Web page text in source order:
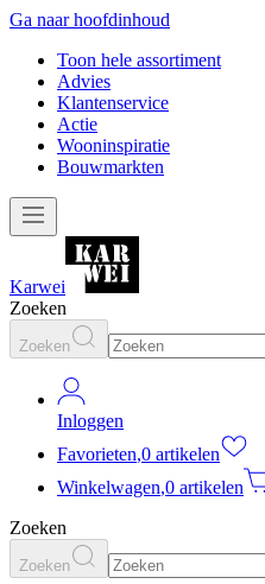
Ga naar hoofdinhoud
Toon hele assortiment
Advies
Klantenservice
Actie
Wooninspiratie
Bouwmarkten
Karwei
Zoeken
Zoeken
Inloggen
Favorieten,0 artikelen
Winkelwagen,0 artikelen
Zoeken
Zoeken